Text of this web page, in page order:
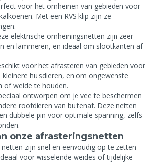
voor het omheinen van gebieden voor
Met een RVS klip zijn ze
elektrische omheiningsnetten zijn zeer
en lammeren, en ideaal om slootkanten af
voor het afrasteren van gebieden voor
huisdieren, en om ongewenste
of weide te houden.
ontworpen om je vee te beschermen
roofdieren van buitenaf. Deze netten
dubbele pin voor optimale spanning, zelfs
onze afrasteringsnetten
netten zijn snel en eenvoudig op te zetten
voor wisselende weides of tijdelijke